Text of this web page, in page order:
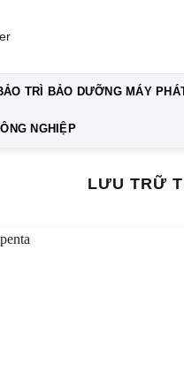
TRÌ BẢO DƯỠNG MÁY
NGHIỆP
LƯU TRỮ